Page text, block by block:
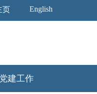
English
页
党建工作